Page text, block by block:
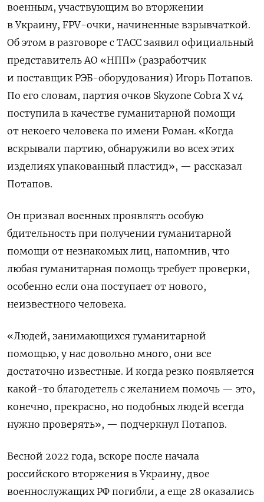
военным, участвующим во вторжении
в Украину, FPV-очки, начиненные взрывчаткой.
Об этом в разговоре с ТАСС заявил официальный
представитель АО «НПП» (разработчик
и поставщик РЭБ-оборудования) Игорь Потапов.
По его словам, партия очков Skyzone Cobra X v4
поступила в качестве гуманитарной помощи
от некоего человека по имени Роман. «Когда
вскрывали партию, обнаружили во всех этих
изделиях упакованный пластид», — рассказал
Потапов.
Он призвал военных проявлять особую
бдительность при получении гуманитарной
помощи от незнакомых лиц, напомнив, что
любая гуманитарная помощь требует проверки,
особенно если она поступает от нового,
неизвестного человека.
«Людей, занимающихся гуманитарной
помощью, у нас довольно много, они все
достаточно известные. И когда резко появляется
какой-то благодетель с желанием помочь — это,
конечно, прекрасно, но подобных людей всегда
нужно проверять», — подчеркнул Потапов.
Весной 2022 года, вскоре после начала
российского вторжения в Украину, двое
военнослужащих РФ погибли, а еще 28 оказались